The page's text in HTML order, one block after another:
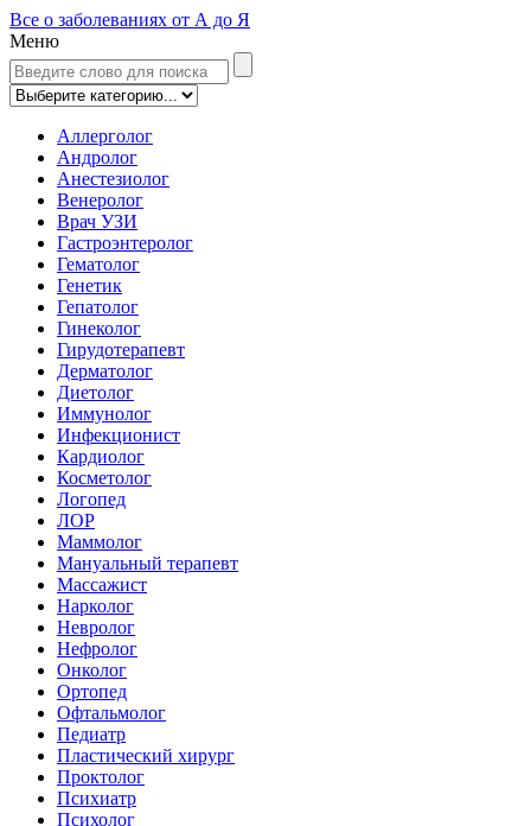
Все о заболеваниях от А до Я
Меню
Аллерголог
Андролог
Анестезиолог
Венеролог
Врач УЗИ
Гастроэнтеролог
Гематолог
Генетик
Гепатолог
Гинеколог
Гирудотерапевт
Дерматолог
Диетолог
Иммунолог
Инфекционист
Кардиолог
Косметолог
Логопед
ЛОР
Маммолог
Мануальный терапевт
Массажист
Нарколог
Невролог
Нефролог
Онколог
Ортопед
Офтальмолог
Педиатр
Пластический хирург
Проктолог
Психиатр
Психолог